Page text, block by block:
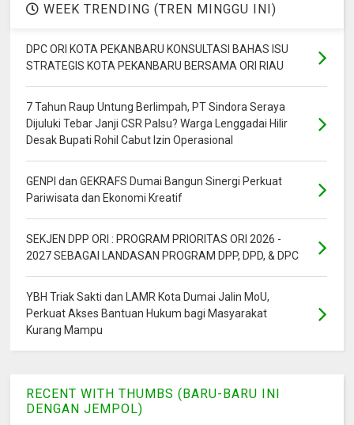
WEEK TRENDING (TREN MINGGU INI)
DPC ORI KOTA PEKANBARU KONSULTASI BAHAS ISU
STRATEGIS KOTA PEKANBARU BERSAMA ORI RIAU
7 Tahun Raup Untung Berlimpah, PT Sindora Seraya
Dijuluki Tebar Janji CSR Palsu? Warga Lenggadai Hilir
Desak Bupati Rohil Cabut Izin Operasional
GENPI dan GEKRAFS Dumai Bangun Sinergi Perkuat
Pariwisata dan Ekonomi Kreatif
SEKJEN DPP ORI : PROGRAM PRIORITAS ORI 2026 -
2027 SEBAGAI LANDASAN PROGRAM DPP, DPD, & DPC
YBH Triak Sakti dan LAMR Kota Dumai Jalin MoU,
Perkuat Akses Bantuan Hukum bagi Masyarakat
Kurang Mampu
RECENT WITH THUMBS (BARU-BARU INI
DENGAN JEMPOL)